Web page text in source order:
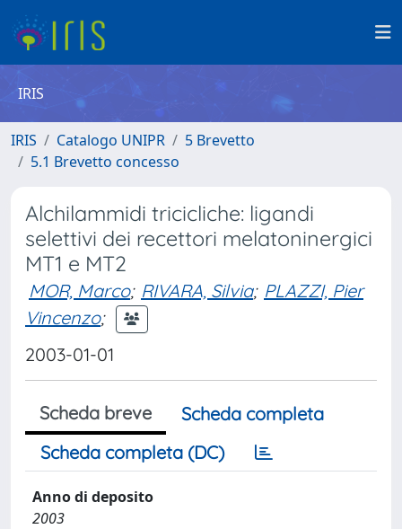
IRIS
IRIS Catalogo UNIPR
5 Brevetto
5.1 Brevetto concesso
Alchilammidi tricicliche: ligandi
selettivi dei recettori melatoninergici
MT1 e MT2
MOR, Marco; RIVARA, Silvia; PLAZZI, Pier
Vincenzo;
2003-01-01
Scheda breve
Scheda completa
Scheda completa (DC)
Anno di deposito
2003